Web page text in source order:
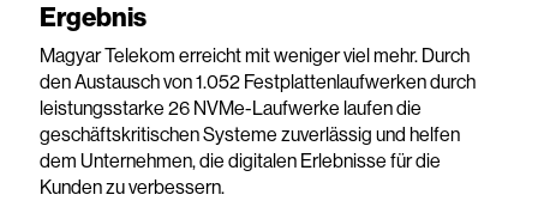
Ergebnis
Magyar Telekom erreicht mit weniger viel mehr. Durch
den Austausch von 1.052 Festplattenlaufwerken durch
leistungsstarke 26 NVMe-Laufwerke laufen die
geschäftskritischen Systeme zuverlässig und helfen
dem Unternehmen, die digitalen Erlebnisse für die
Kunden zu verbessern.